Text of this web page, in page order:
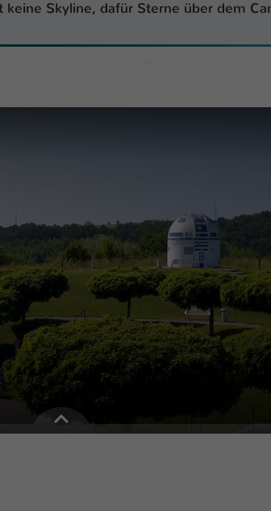
keine Skyline, dafür Sterne über dem
Ihrer vorgenommen
Anbieter TYPO3
Dieses Cookie ist ein
von TYPO3. Es speichert
Logins die Session-ID. So
Benutzer wiedererkannt
ihm Zugang zu
Name be_typo_user
Anbieter TYPO3
Laufzeit 1 Tag
Zweck
Dieser Cookie teilt der
Besucher im Typo3-